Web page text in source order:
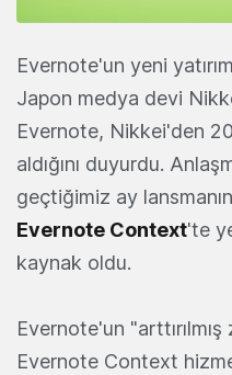
Evernote'un yeni
Japon medya devi
Evernote, Nikkei'den
aldığını duyurdu.
geçtiğimiz ay
Evernote Context'te
kaynak oldu.
Evernote'un
Evernote Context